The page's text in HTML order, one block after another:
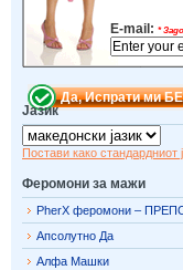
E-mail: *
Јазик
Постави како стандардниот
Феромони за мажи
PherX феромони –
Апсолутно Да
Алфа Машки